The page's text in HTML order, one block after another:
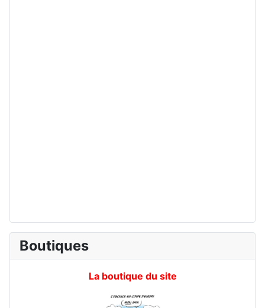
Boutiques
La boutique du site